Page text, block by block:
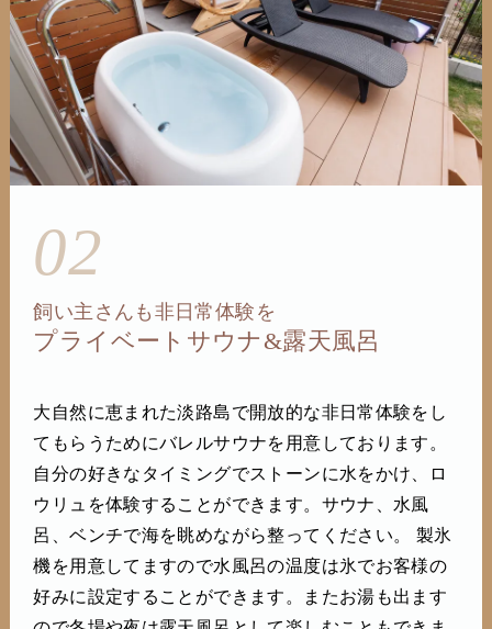
02
飼い主さんも非日常体験を
プライベートサウナ&露天風呂
大自然に恵まれた淡路島で開放的な非日常体験をし
てもらうためにバレルサウナを用意しております。
自分の好きなタイミングでストーンに水をかけ、ロ
ウリュを体験することができます。サウナ、水風
呂、ベンチで海を眺めながら整ってください。 製氷
機を用意してますので水風呂の温度は氷でお客様の
好みに設定することができます。またお湯も出ます